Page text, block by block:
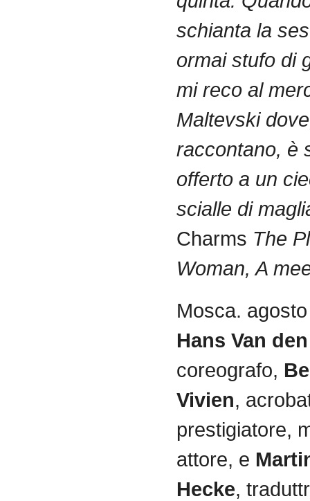
schianta la
ormai stufo di
mi reco al
Maltevski
raccontano, è
offerto a un
scialle di
Charms The
Woman, A
Mosca. agosto
Hans Van
coreografo,
Vivien,
prestigiatore,
attore, e
Hecke,